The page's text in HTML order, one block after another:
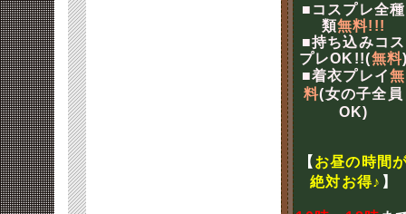
■コスプレ全種
類無料!!!
■持ち込みコス
プレOK!!(無料
■着衣プレイ無
料(女の子全員
OK)
【 お昼の時間
絶対お得♪ 】